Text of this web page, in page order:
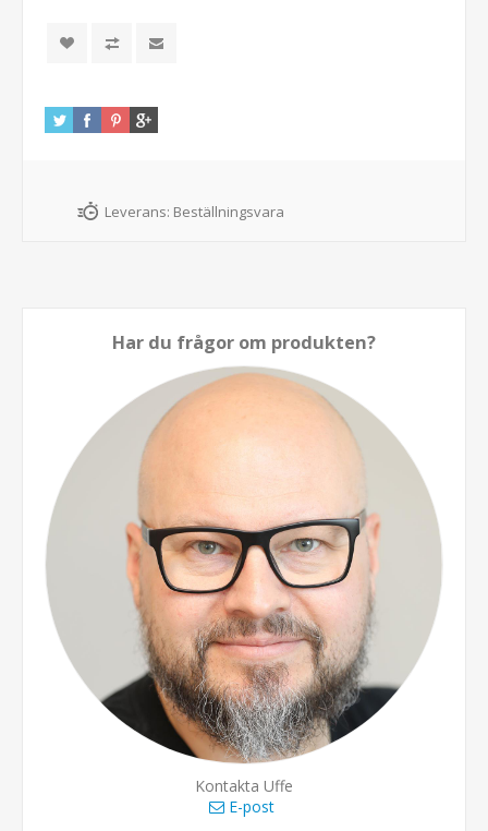
Leverans: Beställningsvara
Har du frågor om produkten?
Kontakta Uffe
E-post